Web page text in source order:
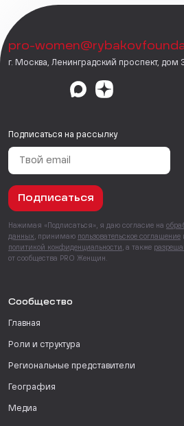
pro-
г. Москва, Ленинградский проспект, дом
Подписаться на рассылку
Подписаться
Нажимая «Подписаться», я даю согласие на
данных , принимаю пользовательское соглашение
политикой конфиденциальности , а также
от сообщества PRO Женщин.
Сообщество
Главная
Роли и структура
Региональные представители
География
Медиа